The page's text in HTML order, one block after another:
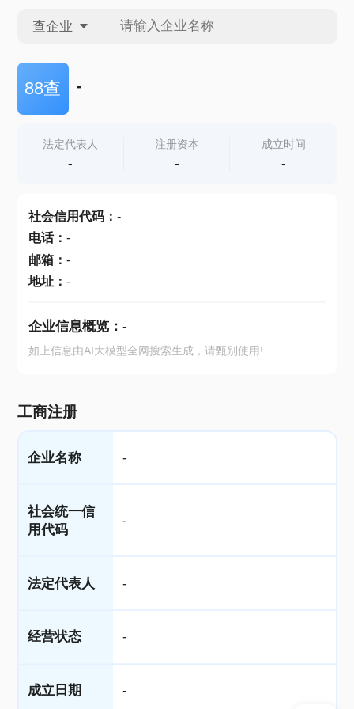
查企业
查企业
查产地
88查 -
法定代表人
-
注册资本
-
成立时间
-
社会信用代码： -
电话： -
邮箱： -
地址： -
企业信息概览： -
如上信息由AI大模型全网搜索生成，请甄别使用!
工商注册
企业名称 -
社会统一信
用代码
-
法定代表人 -
经营状态 -
成立日期 -